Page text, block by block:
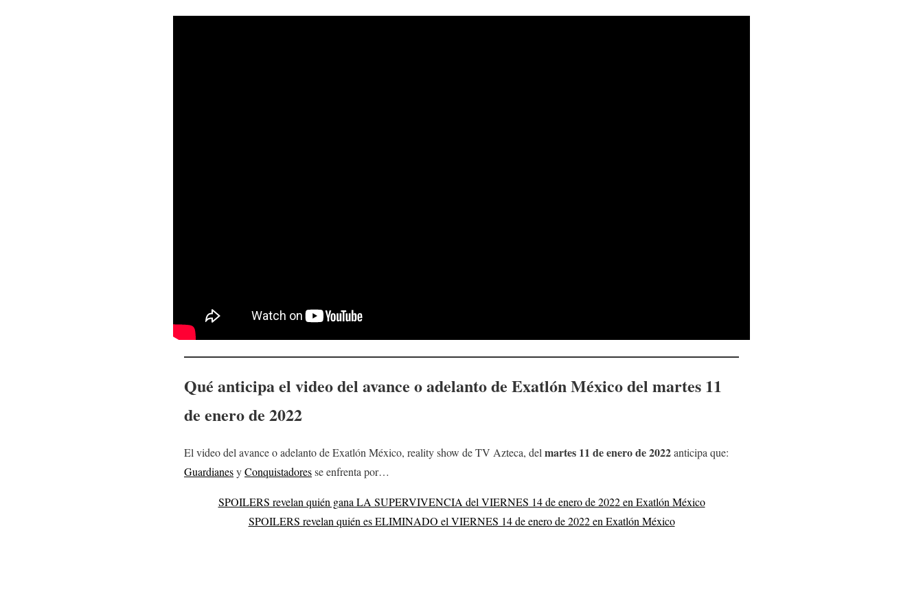
Qué anticipa el video del avance o adelanto de Exatlón México del martes 11
de enerode 2022
El video del avance o adelanto de Exatlón México, reality show de TV Azteca, del martes 11 de enerode 2022anticipa que:
GuardianesyConquistadoresse enfrenta por…
SPOILERS revelan quién gana LA SUPERVIVENCIA del VIERNES 14 de enero de 2022 en Exatlón México
SPOILERS revelan quién es ELIMINADO el VIERNES 14 de enero de 2022 en Exatlón México